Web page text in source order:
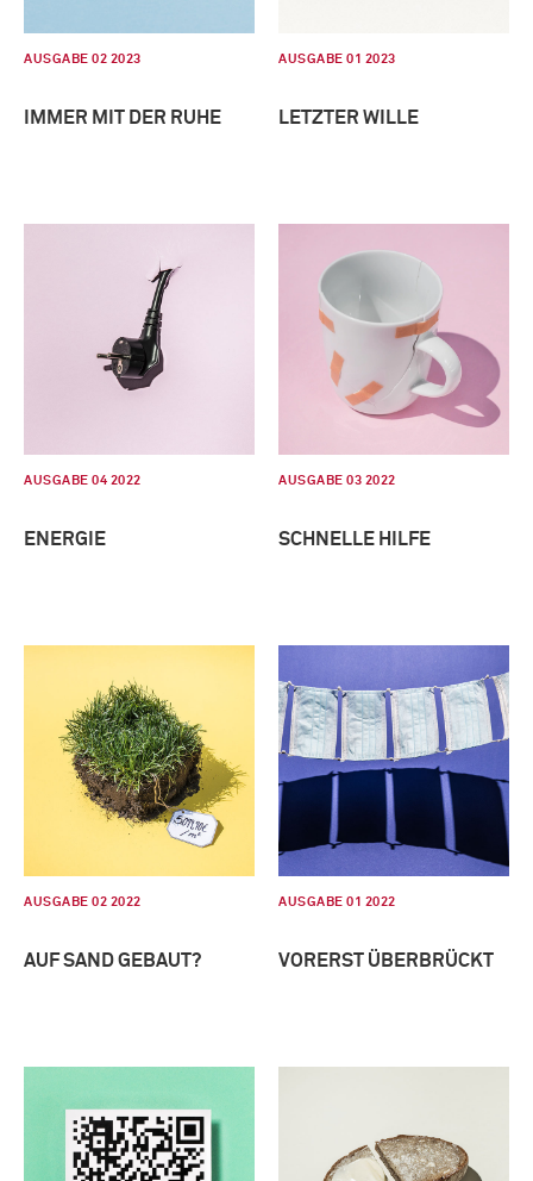
AUSGABE 02 2023
IMMER MIT DER RUHE
AUSGABE 01 2023
LETZTER WILLE
AUSGABE 04 2022
ENERGIE
AUSGABE 03 2022
SCHNELLE HILFE
AUSGABE 02 2022
AUF SAND GEBAUT?
AUSGABE 01 2022
VORERST ÜBERBRÜCKT